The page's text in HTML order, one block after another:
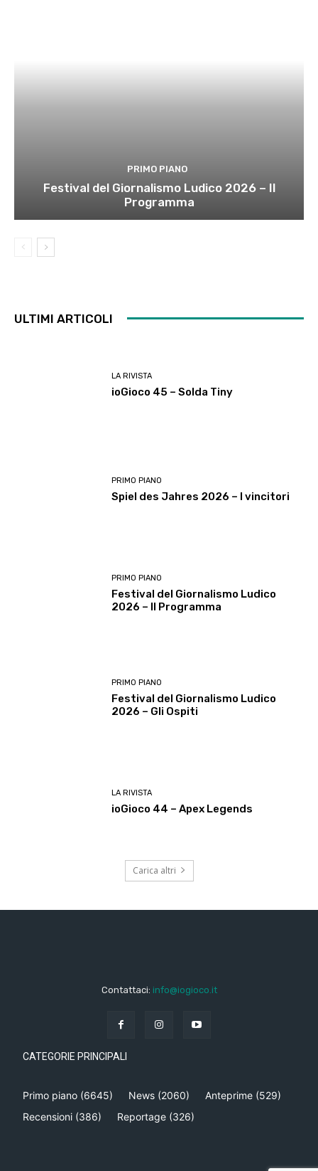
PRIMO PIANO
Festival del Giornalismo Ludico 2026 – Il
Programma
ULTIMI ARTICOLI
LA RIVISTA
ioGioco 45 – Solda Tiny
PRIMO PIANO
Spiel des Jahres 2026 – I vincitori
PRIMO PIANO
Festival del Giornalismo Ludico
2026 – Il Programma
PRIMO PIANO
Festival del Giornalismo Ludico
2026 – Gli Ospiti
LA RIVISTA
ioGioco 44 – Apex Legends
Carica altri
Contattaci: info@iogioco.it
CATEGORIE PRINCIPALI
Primo piano (6645) News (2060) Anteprime (529)
Recensioni (386) Reportage (326)